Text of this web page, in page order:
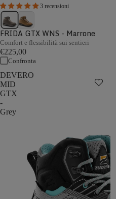
3 recensioni
FRIDA GTX WNS - Marrone
Comfort e flessibilità sui sentieri
€225,00
Confronta
DEVERO
MID
GTX
-
Grey